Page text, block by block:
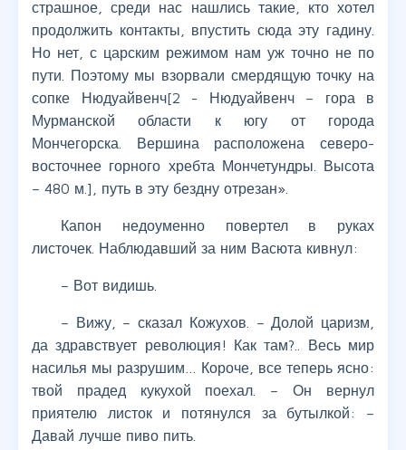
страшное, среди нас нашлись такие, кто хотел
продолжить контакты, впустить сюда эту гадину.
Но нет, с царским режимом нам уж точно не по
пути. Поэтому мы взорвали смердящую точку на
сопке Нюдуайвенч[2 - Нюдуайвенч – гора в
Мурманской области к югу от города
Мончегорска. Вершина расположена северо-
восточнее горного хребта Мончетундры. Высота
– 480 м.], путь в эту бездну отрезан».
Капон недоуменно повертел в руках
листочек. Наблюдавший за ним Васюта кивнул:
– Вот видишь.
– Вижу, – сказал Кожухов. – Долой царизм,
да здравствует революция! Как там?.. Весь мир
насилья мы разрушим… Короче, все теперь ясно:
твой прадед кукухой поехал. – Он вернул
приятелю листок и потянулся за бутылкой: –
Давай лучше пиво пить.